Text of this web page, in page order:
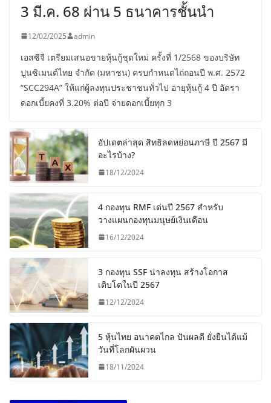
3 มี.ค. 68 ผ่าน 5 ธนาคารชั้นนำ
12/02/2025 admin
เอสซีจี เตรียมเสนอขายหุ้นกู้ชุดใหม่ ครั้งที่ 1/2568 ของบริษัท
ปูนซิเมนต์ไทย จำกัด (มหาชน) ครบกำหนดไถ่ถอนปี พ.ศ. 2572
“SCC294A” ให้แก่ผู้ลงทุนประชาชนทั่วไป อายุหุ้นกู้ 4 ปี อัตรา
ดอกเบี้ยคงที่ 3.20% ต่อปี จ่ายดอกเบี้ยทุก 3
อัปเดตล่าสุด สิทธิลดหย่อนภาษี ปี 2567 มี
อะไรบ้าง?
18/12/2024
4 กองทุน RMF เด่นปี 2567 สำหรับ
วางแผนกองทุนมนุษย์เงินเดือน
16/12/2024
3 กองทุน SSF น่าลงทุน สร้างโอกาส
เติบโตในปี 2567
12/12/2024
5 หุ้นไทย อนาคตไกล ปันผลดี ยั่งยืนได้แม้
วันที่โลกผันผวน
18/11/2024